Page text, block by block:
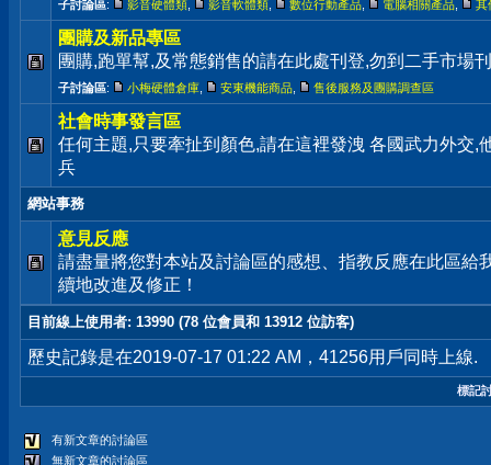
子討論區: 影音硬體類 影音軟體類 數位行動產品 電腦相關產品 其
團購及新品專區
團購,跑單幫,及常態銷售的請在此處刊登,勿到二手市場
子討論區: 小梅硬體倉庫 安東機能商品 售後服務及團購調查區
社會時事發言區
任何主題,只要牽扯到顏色,請在這裡發洩 各國武力外交,
兵
網站事務
意見反應
請盡量將您對本站及討論區的感想、指教反應在此區給
續地改進及修正！
目前線上使用者: 13990 (78 位會員和 13912 位訪客)
歷史記錄是在2019-07-17 01:22 AM，41256用戶同時上線.
標記
有新文章的討論區
無新文章的討論區